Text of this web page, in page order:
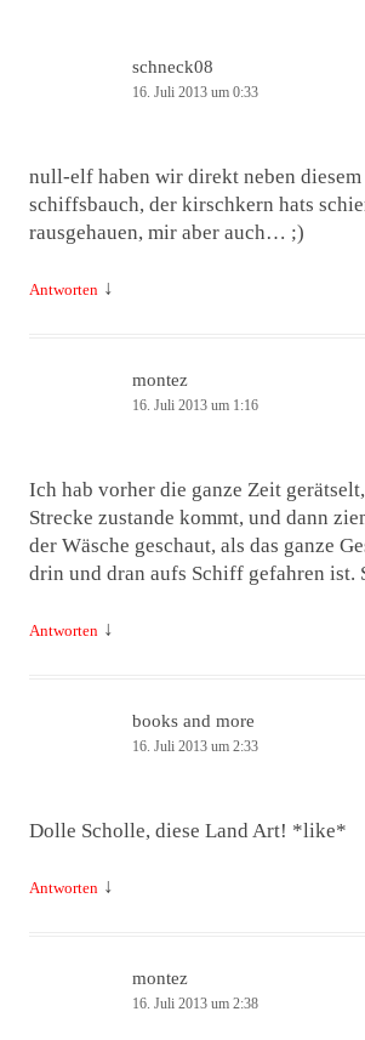
schneck08
16. Juli 2013 um 0:33
null-elf haben wir direkt neben
schiffsbauch, der kirschkern hats
rausgehauen, mir aber auch… ;)
Antworten ↓
montez
16. Juli 2013 um 1:16
Ich hab vorher die ganze Zeit
Strecke zustande kommt, und dann
der Wäsche geschaut, als das ganze
drin und dran aufs Schiff gefahren ist.
Antworten ↓
books and more
16. Juli 2013 um 2:33
Dolle Scholle, diese Land Art! *like*
Antworten ↓
montez
16. Juli 2013 um 2:38